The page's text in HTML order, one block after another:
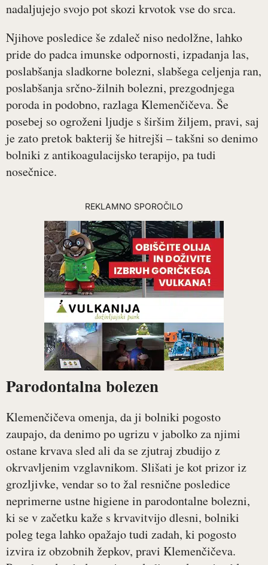
nadaljujejo svojo pot skozi krvotok vse do srca.
Njihove posledice še zdaleč niso nedolžne, lahko
pride do padca imunske odpornosti, izpadanja las,
poslabšanja sladkorne bolezni, slabšega celjenja ran,
poslabšanja srčno-žilnih bolezni, prezgodnjega
poroda in podobno, razlaga Klemenčičeva. Še
posebej so ogroženi ljudje s širšim žiljem, pravi, saj
je zato pretok bakterij še hitrejši – takšni so denimo
bolniki z antikoagulacijsko terapijo, pa tudi
nosečnice.
REKLAMNO SPOROČILO
Parodontalna bolezen
Klemenčičeva omenja, da ji bolniki pogosto
zaupajo, da denimo po ugrizu v jabolko za njimi
ostane krvava sled ali da se zjutraj zbudijo z
okrvavljenim vzglavnikom. Slišati je kot prizor iz
grozljivke, vendar so to žal resnične posledice
neprimerne ustne higiene in parodontalne bolezni,
ki se v začetku kaže s krvavitvijo dlesni, bolniki
poleg tega lahko opažajo tudi zadah, ki pogosto
izvira iz obzobnih žepkov, pravi Klemenčičeva.